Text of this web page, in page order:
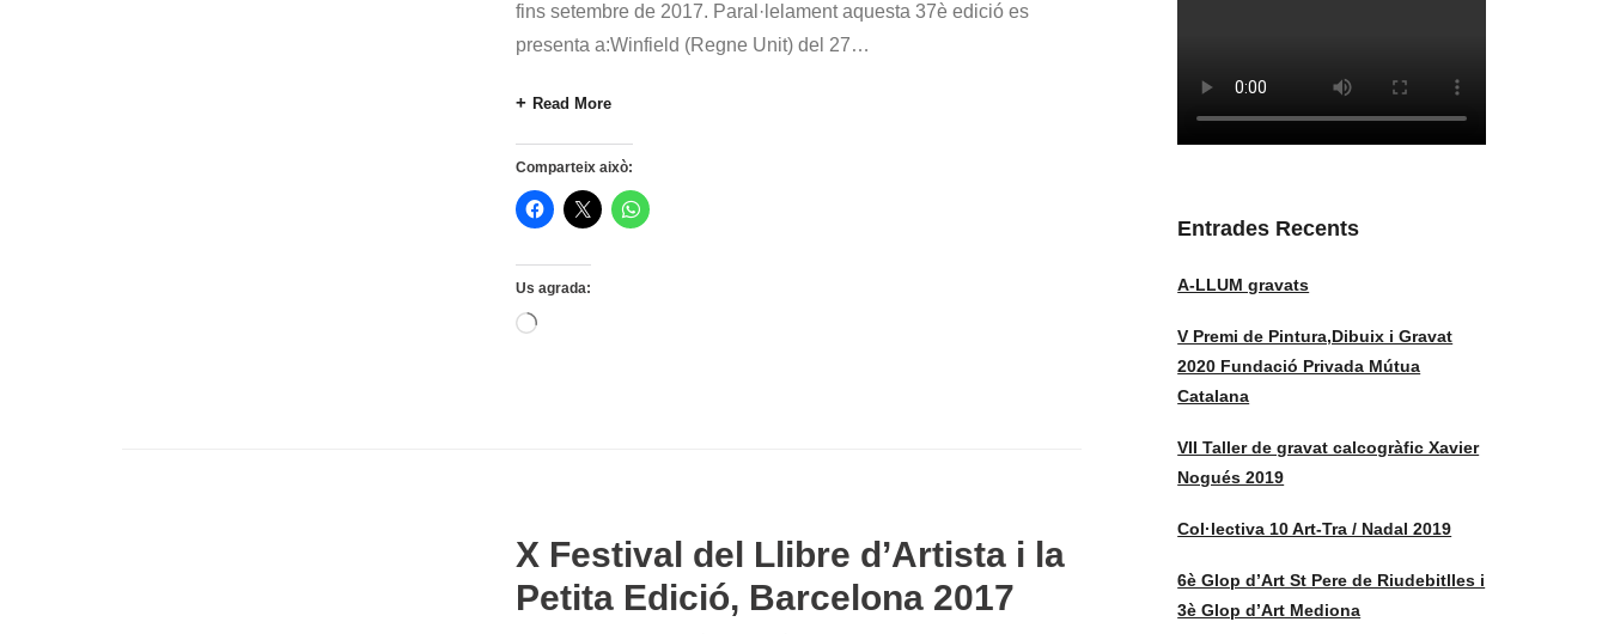
fins setembre de 2017. Paral·lelament aquesta 37è edició es
presenta a:Winfield (Regne Unit) del 27…
Read More
Comparteix això:
Us agrada:
S'està
X Festival del Llibre d’Artista i la
Petita Edició, Barcelona 2017
Entrades Recents
A-LLUM gravats
V Premi de Pintura,Dibuix i Gravat
2020 Fundació Privada Mútua
Catalana
VII Taller de gravat calcogràfic Xavier
Nogués 2019
Col·lectiva 10 Art-Tra / Nadal 2019
6è Glop d’Art St Pere de Riudebitlles i
3è Glop d’Art Mediona